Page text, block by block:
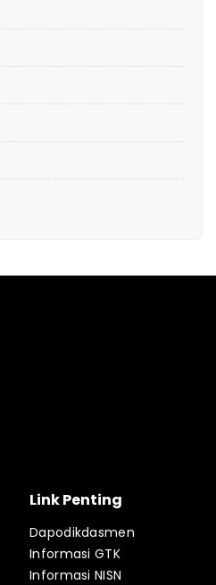
Link Penting
Dapodikdasmen
Informasi GTK
Informasi NISN